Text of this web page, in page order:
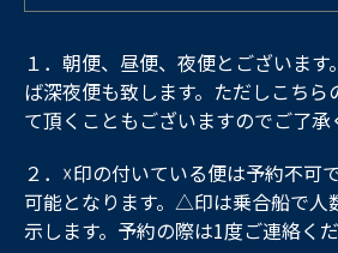
１．朝便、昼便、夜便とございま
ば深夜便も致します。ただしこちら
て頂くこともございますのでご了承
２．☓印の付いている便は予約不可
可能となります。△印は乗合船で人
示します。予約の際は1度ご連絡くだ